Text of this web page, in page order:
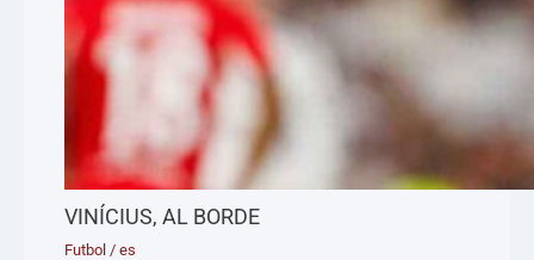
VINÍCIUS, AL BORDE
Futbol /es